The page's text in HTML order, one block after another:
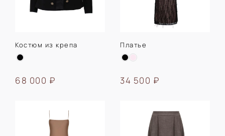
Костюм из крепа
68 000 ₽
Платье
34 500 ₽